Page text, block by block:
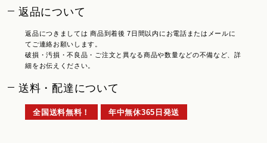
返品について
返品につきましては 商品到着後 7日間以内にお電話またはメールに
てご連絡お願いします。
破損・汚損・不良品・ご注文と異なる商品や数量などの不備など、詳
細をお伝えください。
送料・配達について
全国送料無料！ 年中無休365日発送